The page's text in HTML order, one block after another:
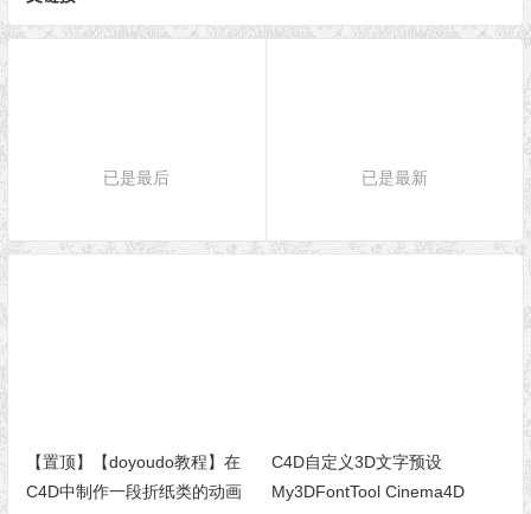
已是最后 已是最新
【置顶】【doyoudo教程】在
C4D中制作一段折纸类的动画
C4D自定义3D文字预设
My3DFontTool Cinema4D